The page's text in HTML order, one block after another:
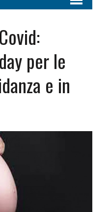
per le
e in